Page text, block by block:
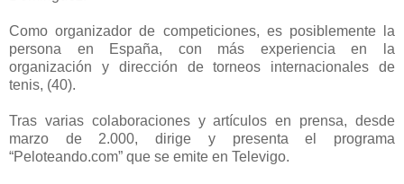
Como organizador de competiciones, es posiblemente la
persona en España, con más experiencia en la
organización y dirección de torneos internacionales de
tenis, (40).
Tras varias colaboraciones y artículos en prensa, desde
marzo de 2.000, dirige y presenta el programa
“Peloteando.com” que se emite en Televigo.